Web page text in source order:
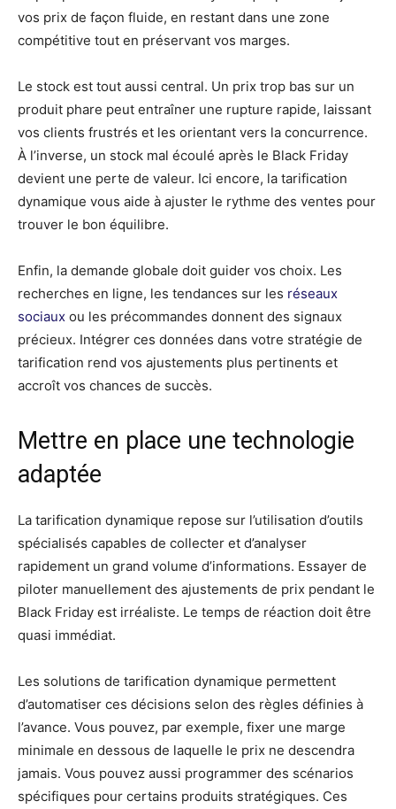
vos prix de façon fluide, en restant dans une zone
compétitive tout en préservant vos marges.
Le stock est tout aussi central. Un prix trop bas sur un
produit phare peut entraîner une rupture rapide, laissant
vos clients frustrés et les orientant vers la concurrence.
À l’inverse, un stock mal écoulé après le Black Friday
devient une perte de valeur. Ici encore, la tarification
dynamique vous aide à ajuster le rythme des ventes pour
trouver le bon équilibre.
Enfin, la demande globale doit guider vos choix. Les
recherches en ligne, les tendances sur les réseaux
sociaux ou les précommandes donnent des signaux
précieux. Intégrer ces données dans votre stratégie de
tarification rend vos ajustements plus pertinents et
accroît vos chances de succès.
Mettre en place une technologie
adaptée
La tarification dynamique repose sur l’utilisation d’outils
spécialisés capables de collecter et d’analyser
rapidement un grand volume d’informations. Essayer de
piloter manuellement des ajustements de prix pendant le
Black Friday est irréaliste. Le temps de réaction doit être
quasi immédiat.
Les solutions de tarification dynamique permettent
d’automatiser ces décisions selon des règles définies à
l’avance. Vous pouvez, par exemple, fixer une marge
minimale en dessous de laquelle le prix ne descendra
jamais. Vous pouvez aussi programmer des scénarios
spécifiques pour certains produits stratégiques. Ces